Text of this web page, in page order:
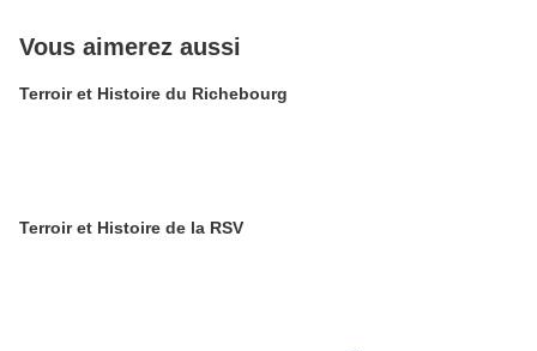
Vous aimerez aussi
Terroir et Histoire du Richebourg
Terroir et Histoire de la RSV